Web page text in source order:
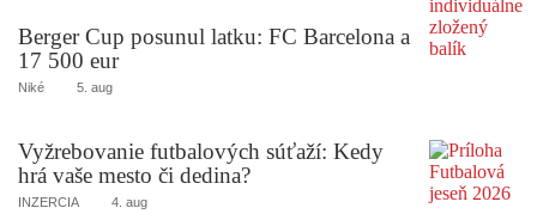
Berger Cup posunul latku: FC Barcelona a
17 500 eur
Niké 5. aug
Vyžrebovanie futbalových súťaží: Kedy
hrá vaše mesto či dedina?
INZERCIA 4. aug